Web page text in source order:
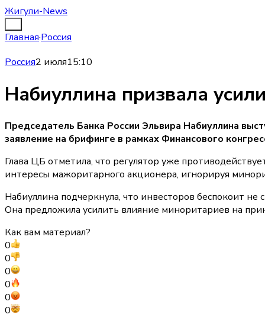
Жигули-News
Главная·Россия
Россия2 июля15:10
Набиуллина призвала
Председатель Банка России Эльвира Набиуллина
заявление на брифинге в рамках Финансового
Глава ЦБ отметила, что регулятор уже
интересы мажоритарного акционера, игнорируя
Набиуллина подчеркнула, что инвесторов беспокоит
Она предложила усилить влияние миноритариев на
Как вам материал?
0
0
0
0
0
0